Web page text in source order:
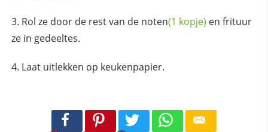
Rol ze door de rest van de noten(1 kopje) en frituur
ze in gedeeltes.
Laat uitlekken op keukenpapier.